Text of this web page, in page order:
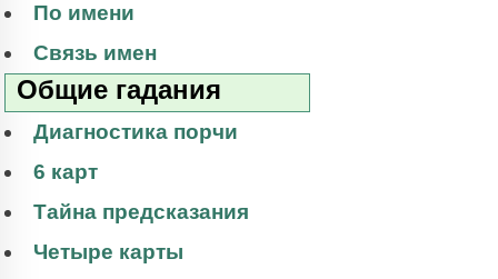
По имени
Связь имен
Общие гадания
Диагностика порчи
6 карт
Тайна предсказания
Четыре карты